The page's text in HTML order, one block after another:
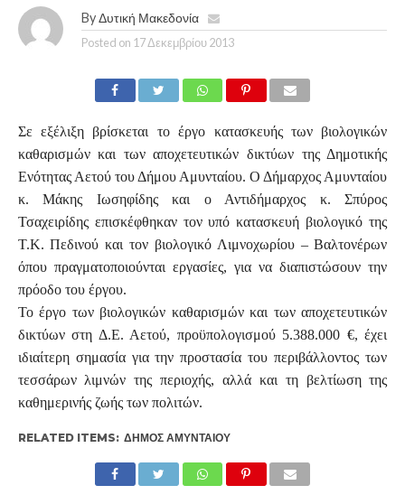
By Δυτική Μακεδονία
Posted on 17 Δεκεμβρίου 2013
Σε εξέλιξη βρίσκεται το έργο κατασκευής των βιολογικών
καθαρισμών και των αποχετευτικών δικτύων της Δημοτικής
Ενότητας Αετού του Δήμου Αμυνταίου. Ο Δήμαρχος Αμυνταίου
κ. Μάκης Ιωσηφίδης και ο Αντιδήμαρχος κ. Σπύρος
Τσαχειρίδης επισκέφθηκαν τον υπό κατασκευή βιολογικό της
Τ.Κ. Πεδινού και τον βιολογικό Λιμνοχωρίου – Βαλτονέρων
όπου πραγματοποιούνται εργασίες, για να διαπιστώσουν την
πρόοδο του έργου.
Το έργο των βιολογικών καθαρισμών και των αποχετευτικών
δικτύων στη Δ.Ε. Αετού, προϋπολογισμού 5.388.000 €, έχει
ιδιαίτερη σημασία για την προστασία του περιβάλλοντος των
τεσσάρων λιμνών της περιοχής, αλλά και τη βελτίωση της
καθημερινής ζωής των πολιτών.
RELATED ITEMS: ΔΉΜΟΣ ΑΜΥΝΤΑΊΟΥ